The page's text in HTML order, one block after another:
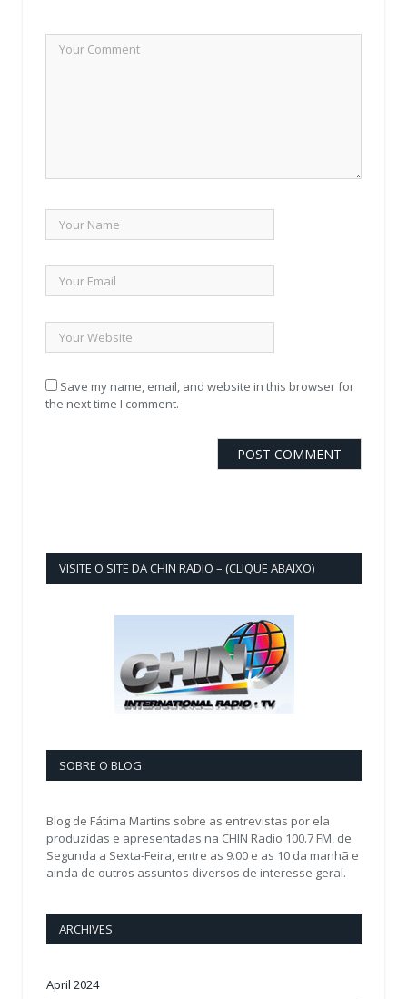
Save my name, email, and website in this browser for
the next time I comment.
VISITE O SITE DA CHIN RADIO – (CLIQUE ABAIXO)
SOBRE O BLOG
Blog de Fátima Martins sobre as entrevistas por ela
produzidas e apresentadas na CHIN Radio 100.7 FM, de
Segunda a Sexta-Feira, entre as 9.00 e as 10 da manhã e
ainda de outros assuntos diversos de interesse geral.
ARCHIVES
April 2024